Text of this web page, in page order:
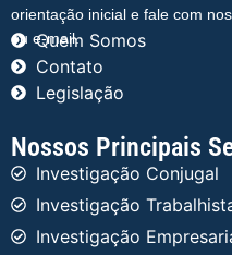
orientação inicial e fale com
ou e-mail.
Quem Somos
Contato
Legislação
Nossos Principais
Investigação Conjugal
Investigação
Investigação